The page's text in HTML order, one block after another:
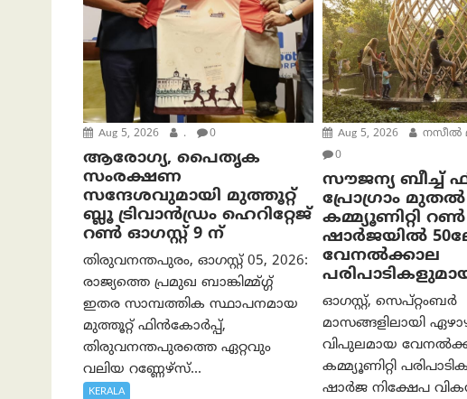
Aug 5, 2026 . 0
ആരോഗ്യ, പൈതൃക
സംരക്ഷണ
സന്ദേശവുമായി മുത്തൂറ്റ്
ബ്ലൂ ട്രിവാൻഡ്രം ഹെറിറ്റേജ്
റൺ ഓഗസ്റ്റ് 9 ന്
തിരുവനന്തപുരം, ഓഗസ്റ്റ് 05, 2026:
രാജ്യത്തെ പ്രമുഖ ബാങ്കിമ്മ്ഗ്ഗ്
ഇതര സാമ്പത്തിക സ്ഥാപനമായ
മുത്തൂറ്റ് ഫിൻകോർപ്പ്,
തിരുവനന്തപുരത്തെ ഏറ്റവും
വലിയ റണ്ണേഴ്‌സ്...
KERALA
Aug 5, 2026
നസീല്‍
0
സൗജന്യ ബീച്ച്
പ്രോ​ഗ്രാം മുതൽ
കമ്മ്യൂണിറ്റി
ഷാർജയിൽ
വേനൽക്കാല
ഓഗസ്റ്റ്, സെപ്റ്റംബർ
മാസങ്ങളിലായി
വിപുലമായ
കമ്മ്യൂണിറ്റി
ഷാർജ നിക്ഷേപ